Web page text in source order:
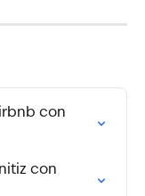
con
con